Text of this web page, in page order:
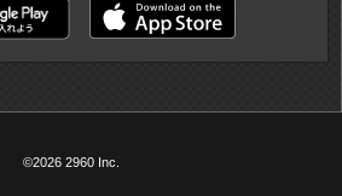
©2026 2960 Inc.